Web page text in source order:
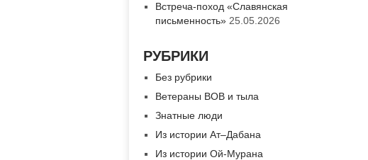
Встреча-поход «Славянская
письменность» 25.05.2026
РУБРИКИ
Без рубрики
Ветераны ВОВ и тыла
Знатные люди
Из истории Ат–Дабана
Из истории Ой-Мурана